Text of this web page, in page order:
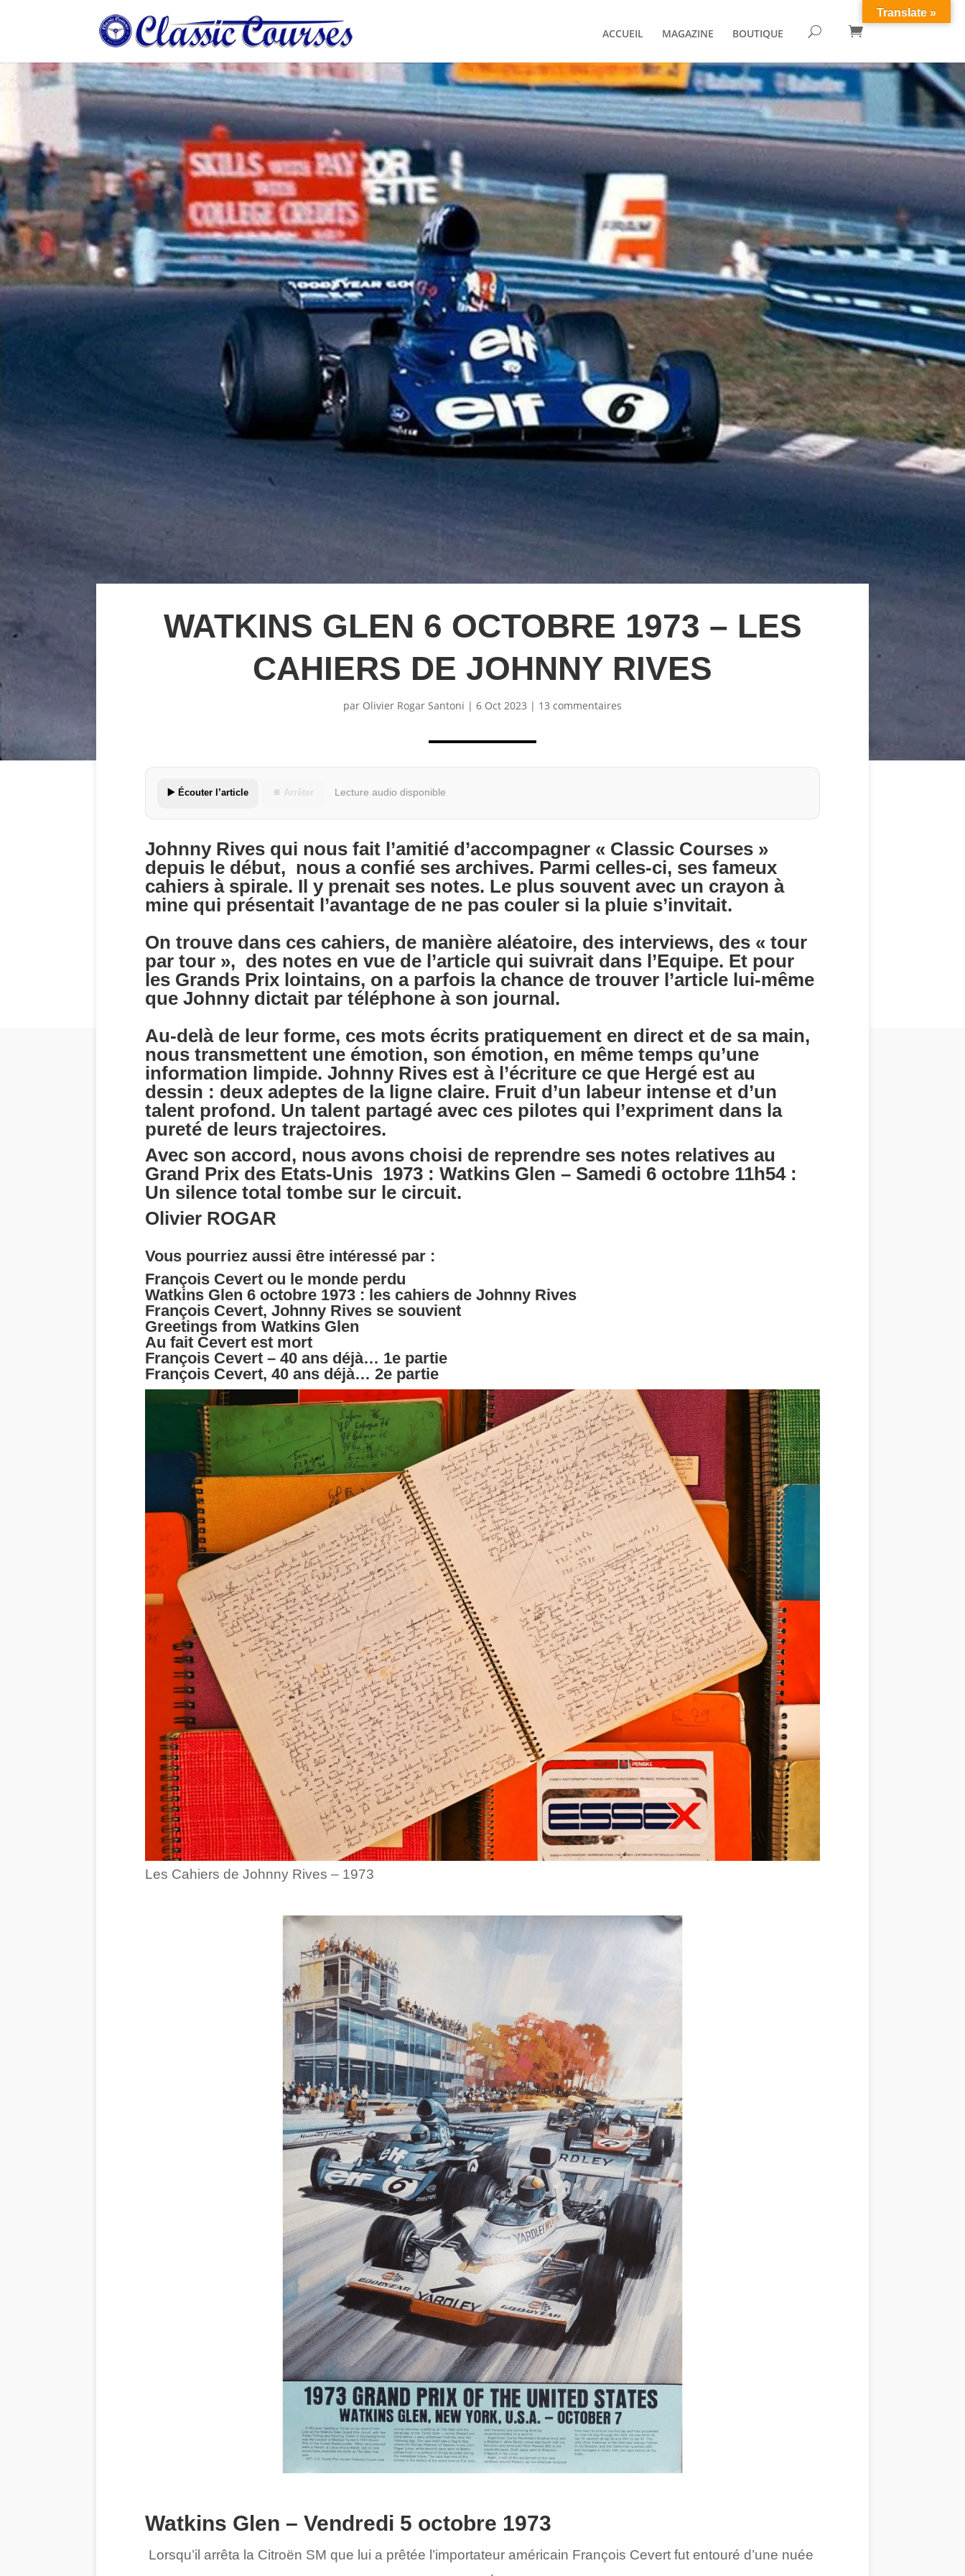
ACCUEIL MAGAZINE BOUTIQUE U 
WATKINS GLEN 6 OCTOBRE 1973 – LES
CAHIERS DE JOHNNY RIVES
par Olivier Rogar Santoni | 6 Oct 2023 | 13 commentaires
▶️ Écouter l’article ⏹ Arrêter Lecture audio disponible
Johnny Rives qui nous fait l’amitié d’accompagner « Classic Courses »
depuis le début, nous a confié ses archives. Parmi celles-ci, ses fameux
cahiers à spirale. Il y prenait ses notes. Le plus souvent avec un crayon à
mine qui présentait l’avantage de ne pas couler si la pluie s’invitait.
On trouve dans ces cahiers, de manière aléatoire, des interviews, des « tour
par tour », des notes en vue de l’article qui suivrait dans l’Equipe. Et pour
les Grands Prix lointains, on a parfois la chance de trouver l’article lui-même
que Johnny dictait par téléphone à son journal.
Au-delà de leur forme, ces mots écrits pratiquement en direct et de sa main,
nous transmettent une émotion, son émotion, en même temps qu’une
information limpide. Johnny Rives est à l’écriture ce que Hergé est au
dessin : deux adeptes de la ligne claire. Fruit d’un labeur intense et d’un
talent profond. Un talent partagé avec ces pilotes qui l’expriment dans la
pureté de leurs trajectoires.
Avec son accord, nous avons choisi de reprendre ses notes relatives au
Grand Prix des Etats-Unis 1973 : Watkins Glen – Samedi 6 octobre 11h54 :
Un silence total tombe sur le circuit.
Olivier ROGAR
Vous pourriez aussi être intéressé par :
François Cevert ou le monde perdu
Watkins Glen 6 octobre 1973 : les cahiers de Johnny Rives
François Cevert, Johnny Rives se souvient
Greetings from Watkins Glen
Au fait Cevert est mort
François Cevert – 40 ans déjà… 1e partie
François Cevert, 40 ans déjà… 2e partie
Les Cahiers de Johnny Rives – 1973
Watkins Glen – Vendredi 5 octobre 1973
Lorsqu’il arrêta la Citroën SM que lui a prêtée l’importateur américain François Cevert fut entouré d’une nuée
Translate »